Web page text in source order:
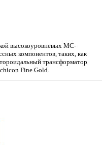
высокоуровневых MC-
компонентов, таких, как
трансформатор
Fine Gold.